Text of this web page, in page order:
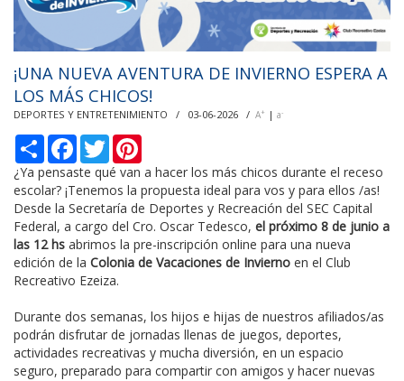
¡UNA NUEVA AVENTURA DE INVIERNO ESPERA A
LOS MÁS CHICOS!
DEPORTES Y ENTRETENIMIENTO / 03-06-2026 / A+ | a-
С
о
д
е
л
и
F
c
e
b
o
o
k
T
w
i
t
t
e
r
n
t
e
r
e
s
t
¿Ya pensaste qué van a hacer los más chicos durante el receso
escolar? ¡Tenemos la propuesta ideal para vos y para ellos /as!
Desde la Secretaría de Deportes y Recreación del SEC Capital
Federal, a cargo del Cro. Oscar Tedesco, el próximo 8 de junio a
las 12 hs abrimos la pre-inscripción online para una nueva
edición de la Colonia de Vacaciones de Invierno en el Club
Recreativo Ezeiza.
Durante dos semanas, los hijos e hijas de nuestros afiliados/as
podrán disfrutar de jornadas llenas de juegos, deportes,
actividades recreativas y mucha diversión, en un espacio
seguro, preparado para compartir con amigos y hacer nuevas